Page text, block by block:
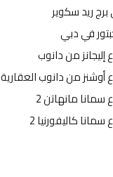
ريد سكوير
في دبي
من دانوب
من دانوب العقارية
مانهاتن 2
كاليفورنيا 2